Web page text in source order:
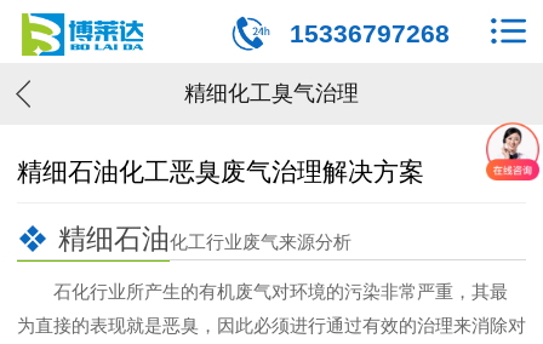
15336797268
精细化工臭气治理
精细石油化工恶臭废气治理解决方案
精细石油化工行业废气来源分析
石化行业所产生的有机废气对环境的污染非常严重，其最
为直接的表现就是恶臭，因此必须进行通过有效的治理来消除对